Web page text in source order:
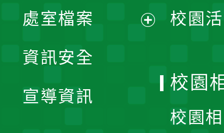
單
處室檔案
資訊安全
宣導資訊
校園
校園
校園